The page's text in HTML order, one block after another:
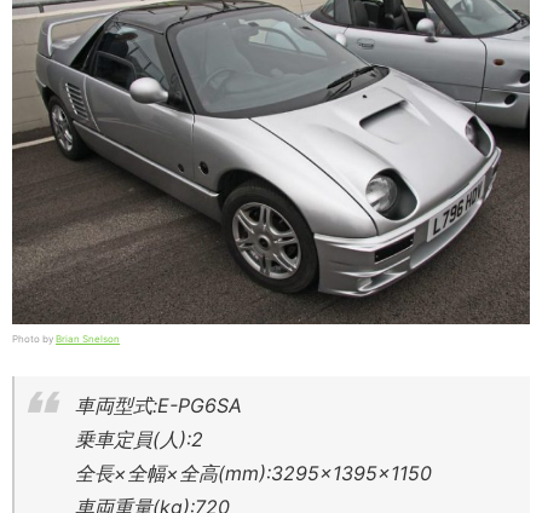
Photo by Brian Snelson
車両型式:E-PG6SA
乗車定員(人):2
全長×全幅×全高(mm):3295×1395×1150
車両重量(kg):720